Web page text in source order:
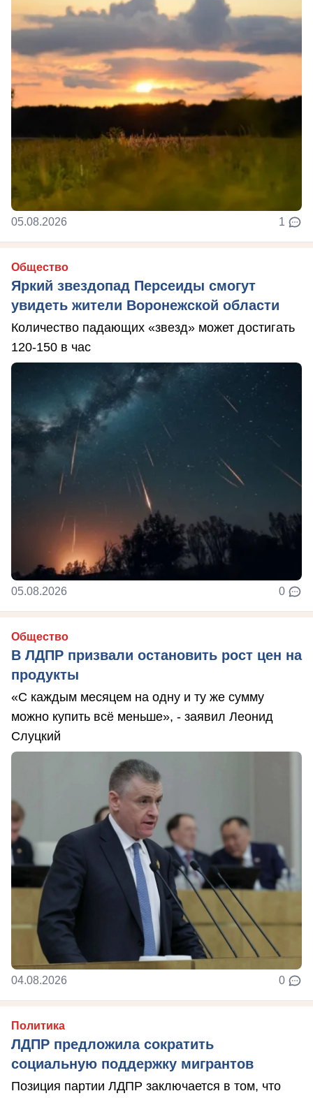
05.08.2026 1
Общество
Яркий звездопад Персеиды смогут
увидеть жители Воронежской области
Количество падающих «звезд» может достигать
120-150 в час
05.08.2026 0
Общество
В ЛДПР призвали остановить рост цен на
продукты
«С каждым месяцем на одну и ту же сумму
можно купить всё меньше», - заявил Леонид
Слуцкий
04.08.2026 0
Политика
ЛДПР предложила сократить
социальную поддержку мигрантов
Позиция партии ЛДПР заключается в том, что